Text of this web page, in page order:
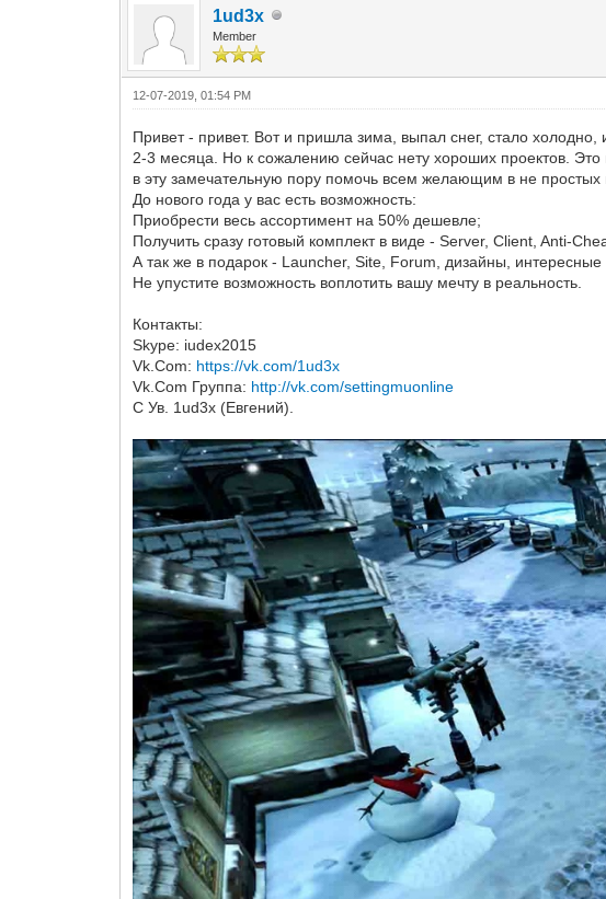
1ud3x
Member
12-07-2019, 01:54 PM
Привет - привет. Вот и пришла зима, выпал снег, стало
2-3 месяца. Но к сожалению сейчас нету хороших проектов.
в эту замечательную пору помочь всем желающим в не
До нового года у вас есть возможность:
Приобрести весь ассортимент на 50% дешевле;
Получить сразу готовый комплект в виде - Server, Client, Anti-
А так же в подарок - Launcher, Site, Forum, дизайны, интересные
Не упустите возможность воплотить вашу мечту в реальность.
Контакты:
Skype: iudex2015
Vk.Com: https://vk.com/1ud3x
Vk.Com Группа: http://vk.com/settingmuonline
С Ув. 1ud3x (Евгений).